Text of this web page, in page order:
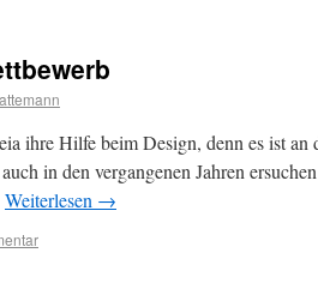
ihre Hilfe beim Design, denn es ist
in den vergangenen Jahren
Weiterlesen →